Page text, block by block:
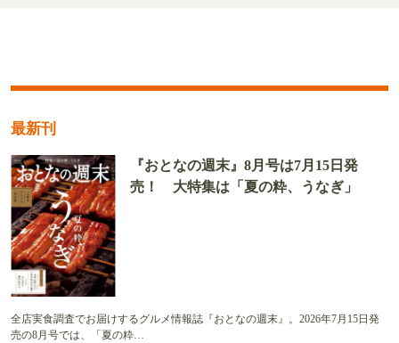
最新刊
『おとなの週末』8月号は7月15日発
売！ 大特集は「夏の粋、うなぎ」
全店実食調査でお届けするグルメ情報誌『おとなの週末』。2026年7月15日発
売の8月号では、「夏の粋…